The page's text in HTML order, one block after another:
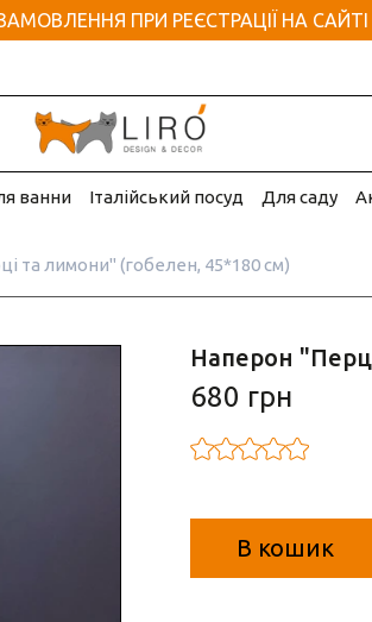
ПРИ РЕЄСТРАЦІЇ НА САЙТІ
ванни Італійський посуд Для саду
та лимони" (гобелен, 45*180 см)
Наперон
680 грн
В кошик